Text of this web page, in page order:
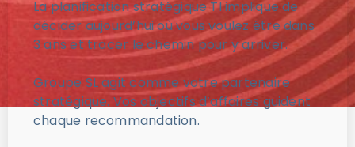
La planification stratégique TI implique de
décider aujourd’hui où vous voulez être dans
3 ans et tracer le chemin pour y arriver.
Groupe SL agit comme votre partenaire
stratégique. Vos objectifs d’affaires guident
chaque recommandation.